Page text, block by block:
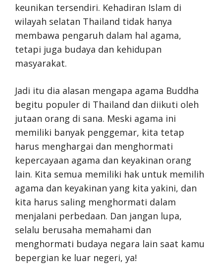
keunikan tersendiri. Kehadiran Islam di
wilayah selatan Thailand tidak hanya
membawa pengaruh dalam hal agama,
tetapi juga budaya dan kehidupan
masyarakat.
Jadi itu dia alasan mengapa agama Buddha
begitu populer di Thailand dan diikuti oleh
jutaan orang di sana. Meski agama ini
memiliki banyak penggemar, kita tetap
harus menghargai dan menghormati
kepercayaan agama dan keyakinan orang
lain. Kita semua memiliki hak untuk memilih
agama dan keyakinan yang kita yakini, dan
kita harus saling menghormati dalam
menjalani perbedaan. Dan jangan lupa,
selalu berusaha memahami dan
menghormati budaya negara lain saat kamu
bepergian ke luar negeri, ya!